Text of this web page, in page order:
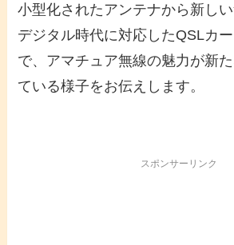
小型化されたアンテナから新しい
デジタル時代に対応したQSLカ
で、アマチュア無線の魅力が新
ている様子をお伝えします。
スポンサーリンク